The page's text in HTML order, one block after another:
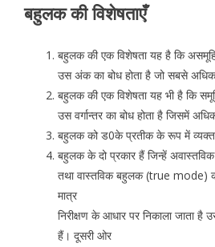
बहुलक की विशेषताएँ
बहुलक की एक विशेषता यह है कि
उस अंक का बोध होता है जो सबसे अधिक
बहुलक की एक विशेषता यह भी है कि
उस वर्गान्तर का बोध होता है जिसमें
बहुलक को ड0के प्रतीक के रूप में व्यक्त
बहुलक के दो प्रकार हैं जिन्हें
तथा वास्तविक बहुलक (true
मात्र
निरीक्षण के आधार पर निकाला जाता
हैं। दूसरी ओर